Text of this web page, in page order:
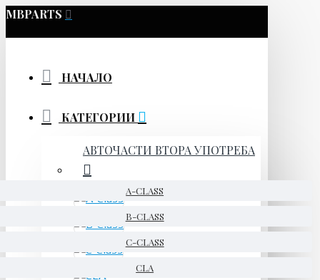
MBPARTS
НАЧАЛО
КАТЕГОРИИ
АВТОЧАСТИ ВТОРА УПОТРЕБА
A-CLASS
B-CLASS
C-CLASS
CLA